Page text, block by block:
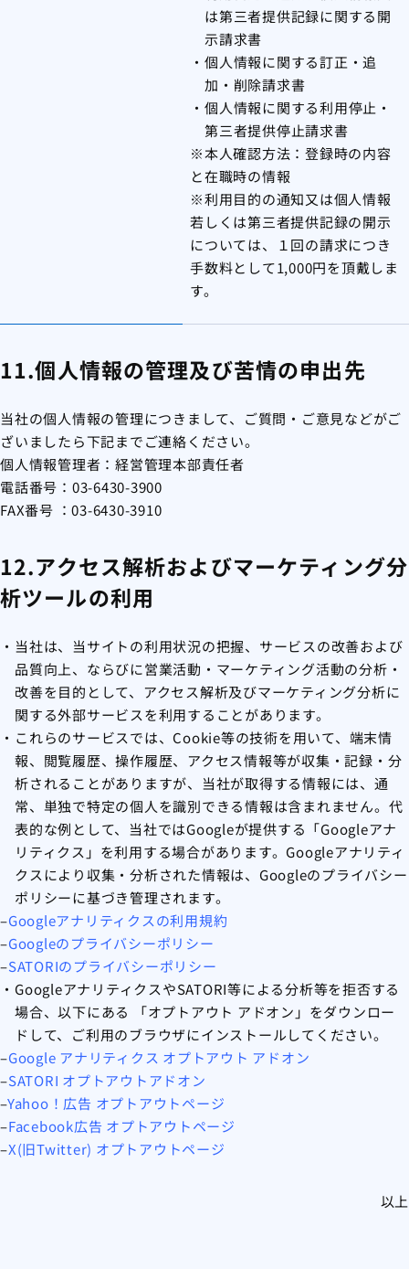
は第三者提供記録に関する開
示請求書
個人情報に関する訂正・追
加・削除請求書
個人情報に関する利用停止・
第三者提供停止請求書
※本人確認方法：登録時の内容
と在職時の情報
※利用目的の通知又は個人情報
若しくは第三者提供記録の開示
については、１回の請求につき
手数料として1,000円を頂戴しま
す。
11.個人情報の管理及び苦情の申出先
当社の個人情報の管理につきまして、ご質問・ご意見などがご
ざいましたら下記までご連絡ください。
個人情報管理者：経営管理本部責任者
電話番号： 03-6430-3900
FAX番号 ：03-6430-3910
12.アクセス解析およびマーケティング分
析ツールの利用
当社は、当サイトの利用状況の把握、サービスの改善および
品質向上、ならびに営業活動・マーケティング活動の分析・
改善を目的として、アクセス解析及びマーケティング分析に
関する外部サービスを利用することがあります。
これらのサービスでは、Cookie等の技術を用いて、端末情
報、閲覧履歴、操作履歴、アクセス情報等が収集・記録・分
析されることがありますが、当社が取得する情報には、通
常、単独で特定の個人を識別できる情報は含まれません。代
表的な例として、当社ではGoogleが提供する「Googleアナ
リティクス」を利用する場合があります。Googleアナリティ
クスにより収集・分析された情報は、 Googleのプライバシー
ポリシーに基づき管理されます。
–Googleアナリティクスの利用規約
–Googleのプライバシーポリシー
–SATORIのプライバシーポリシー
GoogleアナリティクスやSATORI等による分析等を拒否する
場合、以下にある 「オプトアウト アドオン」をダウンロー
ドして、ご利用のブラウザにインストールしてください。
–Google アナリティクス オプトアウト アドオン
–SATORI オプトアウトアドオン
–Yahoo！広告 オプトアウトページ
–Facebook広告 オプトアウトページ
–X(旧Twitter) オプトアウトページ
以上